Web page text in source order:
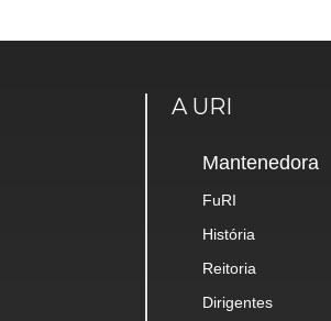
A URI
Mantenedora
FuRI
História
Reitoria
Dirigentes